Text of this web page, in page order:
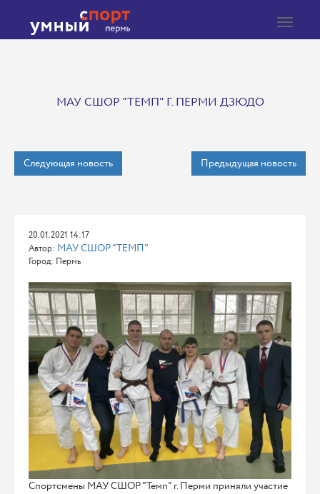
Toggle
МАУ СШОР "ТЕМП" Г. ПЕРМИ ДЗЮДО
Следующая новость Предыдущая новость
20.01.2021 14:17
Автор: МАУ СШОР "ТЕМП"
Город: Пермь
Спортсмены МАУ СШОР "Темп" г. Перми приняли участие